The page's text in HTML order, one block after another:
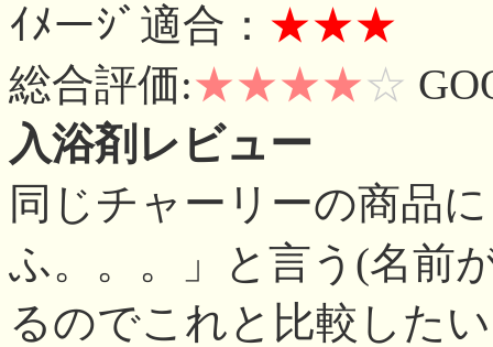
ｲﾒーｼﾞ適合： ★★★
総合評価:★★★★☆
入浴剤レビュー
同じチャーリーの商品
ふ。。。」と言う(名前
るのでこれと比較した